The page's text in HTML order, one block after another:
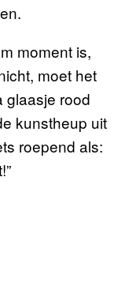
moment is,
moet het
glaasje rood
kunstheup uit
roepend als: